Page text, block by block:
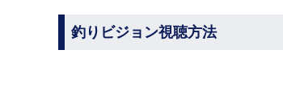
釣りビジョン視聴方法